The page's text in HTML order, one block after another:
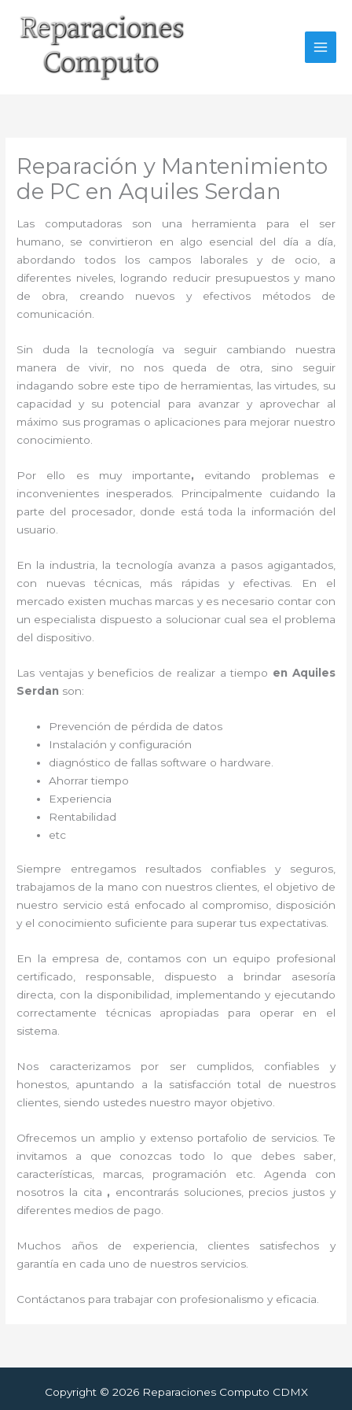
contenido
Reparación y Mantenimiento
de PC en Aquiles Serdan
Las computadoras son una herramienta para el ser
humano, se convirtieron en algo esencial del día a día,
abordando todos los campos laborales y de ocio, a
diferentes niveles, logrando reducir presupuestos y mano
de obra, creando nuevos y efectivos métodos de
comunicación.
Sin duda la tecnología va seguir cambiando nuestra
manera de vivir, no nos queda de otra, sino seguir
indagando sobre este tipo de herramientas, las virtudes, su
capacidad y su potencial para avanzar y aprovechar al
máximo sus programas o aplicaciones para mejorar nuestro
conocimiento.
Por ello es muy importante, evitando problemas e
inconvenientes inesperados. Principalmente cuidando la
parte del procesador, donde está toda la información del
usuario.
En la industria, la tecnología avanza a pasos agigantados,
con nuevas técnicas, más rápidas y efectivas . En el
mercado existen muchas marcas y es necesario contar con
un especialista dispuesto a solucionar cual sea el problema
del dispositivo.
Las ventajas y beneficios de realizar a tiempo en Aquiles
Serdan son:
Prevención de pérdida de datos
Instalación y configuración
diagnóstico de fallas software o hardware
Ahorrar tiempo
Experiencia
Rentabilidad
etc
Siempre entregamos resultados confiables y seguros,
trabajamos de la mano con nuestros clientes, el objetivo de
nuestro servicio está enfocado al compromiso, disposición
y el conocimiento suficiente para superar tus expectativas.
En la empresa de , contamos con un equipo profesional
certificado, responsable, dispuesto a brindar asesoría
directa, con la disponibilidad, implementando y ejecutando
correctamente técnicas apropiadas para operar en el
sistema.
Nos caracterizamos por ser cumplidos, confiables y
honestos, apuntando a la satisfacción total de nuestros
clientes, siendo ustedes nuestro mayor objetivo.
Ofrecemos un amplio y extenso portafolio de servicios. Te
invitamos a que conozcas todo lo que debes saber,
características, marcas, programación etc. Agenda con
nosotros la cita , encontrarás soluciones, precios justos y
diferentes medios de pago.
Muchos años de experiencia, clientes satisfechos y
garantía en cada uno de nuestros servicios.
Contáctanos para trabajar con profesionalismo y eficacia.
Copyright © 2026 Reparaciones Computo CDMX